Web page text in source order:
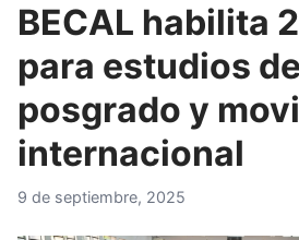
BECAL habilita
para estudios de
posgrado y
internacional
9 de septiembre, 2025